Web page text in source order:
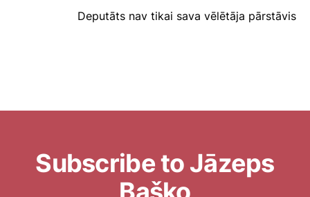
Deputāts nav tikai sava vēlētāja pārstāvis
Subscribe to Jāzeps